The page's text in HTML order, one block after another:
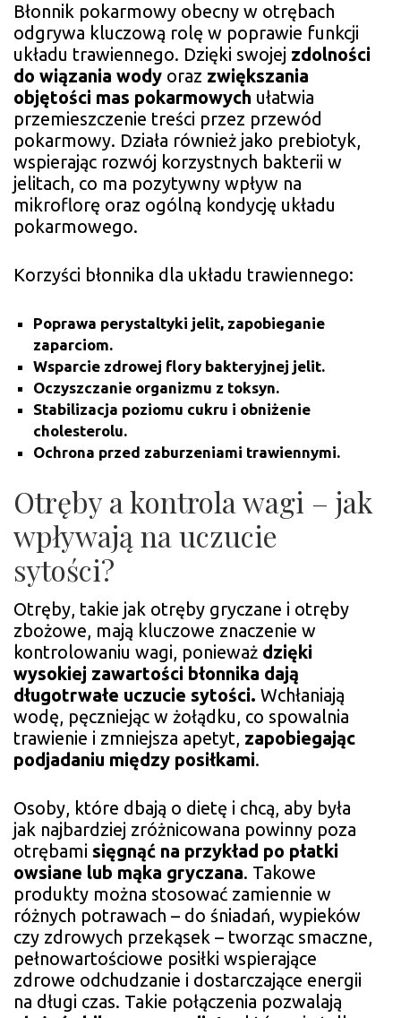
Błonnik pokarmowy obecny w otrębach
odgrywa kluczową rolę w poprawie funkcji
układu trawiennego. Dzięki swojej zdolności
do wiązania wody oraz zwiększania
objętości mas pokarmowych ułatwia
przemieszczenie treści przez przewód
pokarmowy. Działa również jako prebiotyk,
wspierając rozwój korzystnych bakterii w
jelitach, co ma pozytywny wpływ na
mikroflorę oraz ogólną kondycję układu
pokarmowego.
Korzyści błonnika dla układu trawiennego:
Poprawa perystaltyki jelit, zapobieganie
zaparciom.
Wsparcie zdrowej flory bakteryjnej jelit.
Oczyszczanie organizmu z toksyn.
Stabilizacja poziomu cukru i obniżenie
cholesterolu.
Ochrona przed zaburzeniami trawiennymi.
Otręby a kontrola wagi – jak
wpływają na uczucie
sytości?
Otręby, takie jak otręby gryczane i otręby
zbożowe, mają kluczowe znaczenie w
kontrolowaniu wagi, ponieważ dzięki
wysokiej zawartości błonnika dają
długotrwałe uczucie sytości. Wchłaniają
wodę, pęczniejąc w żołądku, co spowalnia
trawienie i zmniejsza apetyt, zapobiegając
podjadaniu między posiłkami.
Osoby, które dbają o dietę i chcą, aby była
jak najbardziej zróżnicowana powinny poza
otrębami sięgnąć na przykład po płatki
owsiane lub mąka gryczana. Takowe
produkty można stosować zamiennie w
różnych potrawach – do śniadań, wypieków
czy zdrowych przekąsek – tworząc smaczne,
pełnowartościowe posiłki wspierające
zdrowe odchudzanie i dostarczające energii
na długi czas. Takie połączenia pozwalają